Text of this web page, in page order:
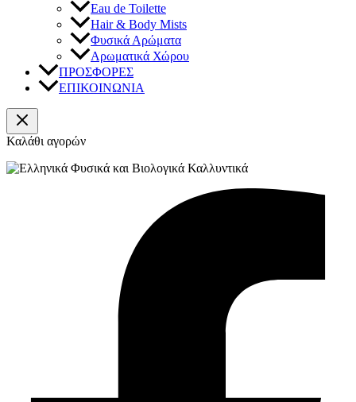
Eau de Toilette
Hair & Body Mists
Φυσικά Αρώματα
Αρωματικά Χώρου
ΠΡΟΣΦΟΡΕΣ
ΕΠΙΚΟΙΝΩΝΙΑ
Καλάθι αγορών